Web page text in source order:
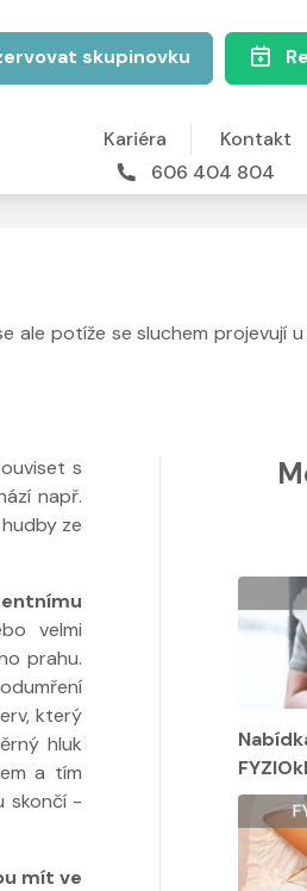
skupinovku
Kariéra
Kontakt
606 404 804
ale potíže se sluchem projevují
s
např.
ze
velmi
prahu.
který
hluk
a tím
skončí -
mít ve
léčby ve